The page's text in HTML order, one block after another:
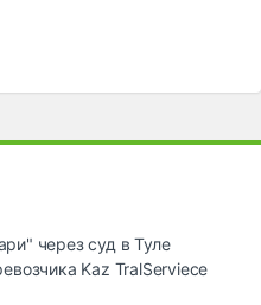
через суд в Туле
Kaz TralServiece